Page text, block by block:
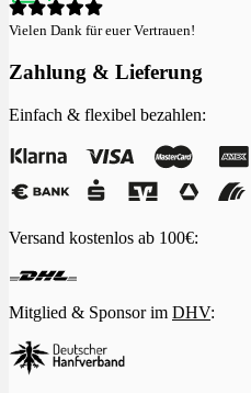
Vielen Dank für euer Vertrauen!
Zahlung & Lieferung
Einfach & flexibel bezahlen:
Versand kostenlos ab 100€:
Mitglied & Sponsor im DHV: